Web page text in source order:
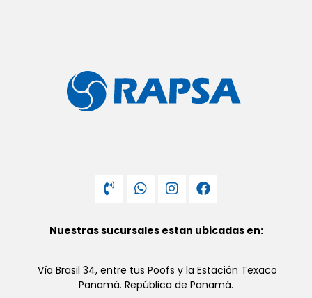
Nuestras sucursales estan ubicadas en:
Vía Brasil 34, entre tus Poofs y la Estación Texaco
Panamá. República de Panamá.